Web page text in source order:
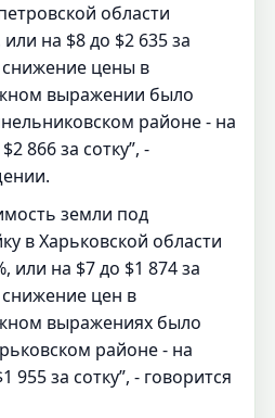
области
на $8 до $2 635 за
цены в
выражении было
районе - на
866 за сотку”, -
земли под
в Харьковской области
или на $7 до $1 874 за
цен в
выражениях было
районе - на
955 за сотку”, - говорится